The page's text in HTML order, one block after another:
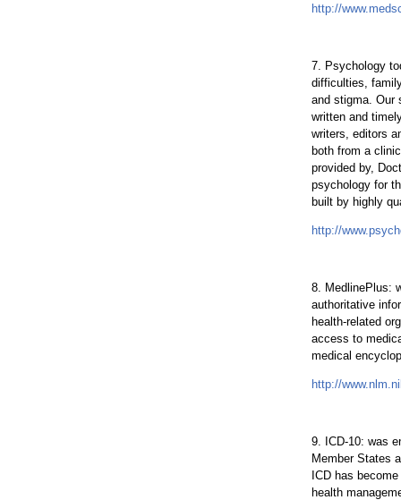
http://
7. Psychology
difficulties,
and stigma. Our
written and
writers, editors
both from a
provided by,
psychology for
built by highly
http://
8. MedlinePlus:
authoritative
health-related
access to
medical
http://
9. ICD-10: was
Member States
ICD has
health